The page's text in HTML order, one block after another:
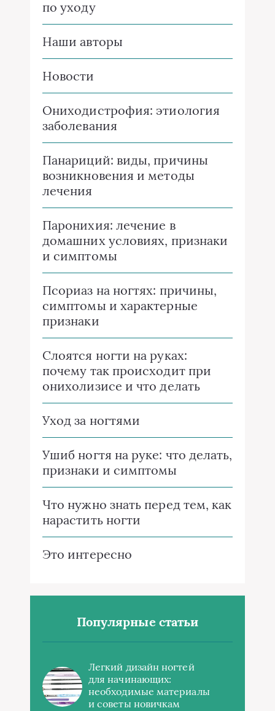
по уходу
Наши авторы
Новости
Ониходистрофия: этиология
заболевания
Панариций: виды, причины
возникновения и методы
лечения
Паронихия: лечение в
домашних условиях, признаки
и симптомы
Псориаз на ногтях: причины,
симптомы и характерные
признаки
Слоятся ногти на руках:
почему так происходит при
онихолизисе и что делать
Уход за ногтями
Ушиб ногтя на руке: что делать,
признаки и симптомы
Что нужно знать перед тем, как
нарастить ногти
Это интересно
Популярные статьи
Легкий дизайн ногтей
для начинающих:
необходимые материалы
и советы новичкам